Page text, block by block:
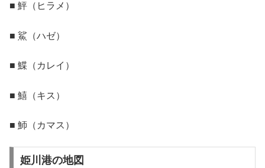
■ 鮃（ヒラメ）
■ 鯊（ハゼ）
■ 鰈（カレイ）
■ 鱚（キス）
■ 魳（カマス）
姫川港の地図